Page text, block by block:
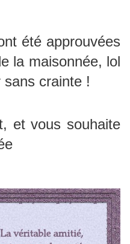
été approuvées
la maisonnée, lol
crainte !
et vous souhaite